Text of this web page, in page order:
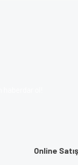
Online